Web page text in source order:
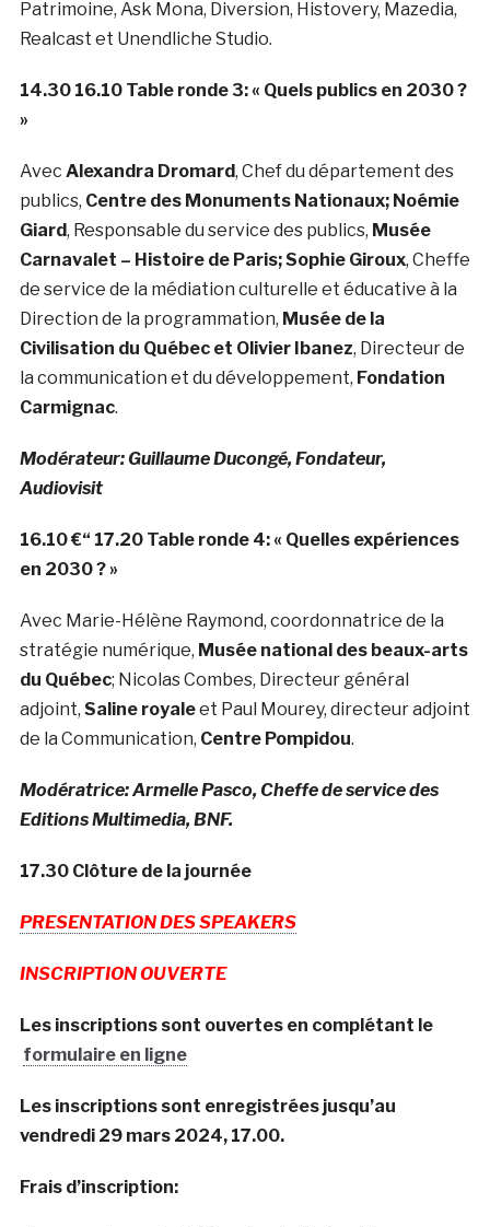
Patrimoine, Ask Mona, Diversion, Histovery, Mazedia,
Realcast et Unendliche Studio.
14.30 16.10 Table ronde 3: « Quels publics en 2030 ?
»
Avec Alexandra Dromard, Chef du département des
publics, Centre des Monuments Nationaux; Noémie
Giard, Responsable du service des publics, Musée
Carnavalet – Histoire de Paris; Sophie Giroux, Cheffe
de service de la médiation culturelle et éducative à la
Direction de la programmation, Musée de la
Civilisation du Québec et Olivier Ibanez, Directeur de
la communication et du développement, Fondation
Carmignac.
Modérateur: Guillaume Ducongé, Fondateur,
Audiovisit
16.10 €“ 17.20 Table ronde 4: « Quelles expériences
en 2030 ? »
Avec Marie-Hélène Raymond, coordonnatrice de la
stratégie numérique, Musée national des beaux-arts
du Québec; Nicolas Combes, Directeur général
adjoint, Saline royaleet Paul Mourey, directeur adjoint
de la Communication, Centre Pompidou.
Modératrice: Armelle Pasco, Cheffe de service des
Editions Multimedia, BNF.
17.30 Clôture de la journée
PRESENTATION DES SPEAKERS
INSCRIPTION OUVERTE
Les inscriptions sont ouvertes en complétant le
formulaire en ligne
Les inscriptions sont enregistrées jusqu’au
vendredi 29 mars 2024, 17.00.
Frais d’inscription: